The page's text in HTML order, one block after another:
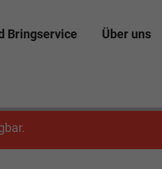
Bringservice Über uns